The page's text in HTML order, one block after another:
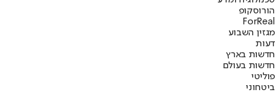
הורוסקופ
ForReal
מגזין השבוע
דעות
חדשות בארץ
חדשות בעולם
פוליטי
ביטחוני